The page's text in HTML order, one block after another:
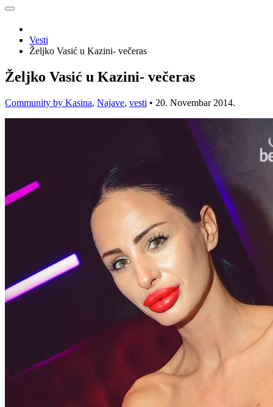
Vesti
Željko Vasić u Kazini- večeras
Željko Vasić u Kazini- večeras
Community by Kasina, Najave, vesti • 20. Novembar 2014.